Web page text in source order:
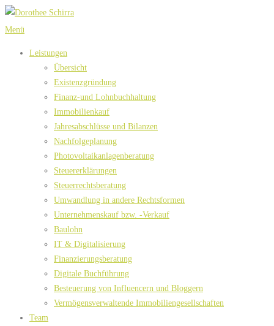
Zum
Inhalt
Menü
Leistungen
Übersicht
Existenzgründung
Finanz-und Lohnbuchhaltung
Immobilienkauf
Jahresabschlüsse und Bilanzen
Nachfolgeplanung
Photovoltaikanlagenberatung
Steuererklärungen
Steuerrechtsberatung
Umwandlung in andere Rechtsformen
Unternehmenskauf bzw. -Verkauf
Baulohn
IT & Digitalisierung
Finanzierungsberatung
Digitale Buchführung
Besteuerung von Influencern und Bloggern
Vermögensverwaltende Immobiliengesellschaften
Team